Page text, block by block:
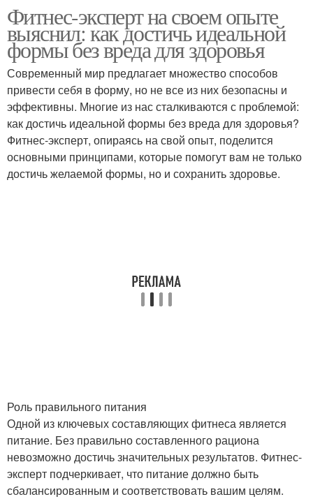
Фитнес-эксперт на своем опыте
выяснил: как достичь идеальной
формы без вреда для здоровья
Современный мир предлагает множество способов
привести себя в форму, но не все из них безопасны и
эффективны. Многие из нас сталкиваются с проблемой:
как достичь идеальной формы без вреда для здоровья?
Фитнес-эксперт, опираясь на свой опыт, поделится
основными принципами, которые помогут вам не только
достичь желаемой формы, но и сохранить здоровье.
Роль правильного питания
Одной из ключевых составляющих фитнеса является
питание. Без правильно составленного рациона
невозможно достичь значительных результатов. Фитнес-
эксперт подчеркивает, что питание должно быть
сбалансированным и соответствовать вашим целям.